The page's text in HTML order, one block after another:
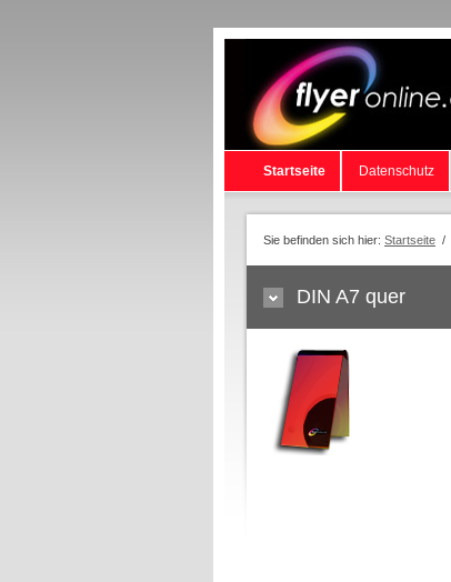
Startseite Datenschutz
Sie befinden sich hier: Startseite /
DIN A7 quer